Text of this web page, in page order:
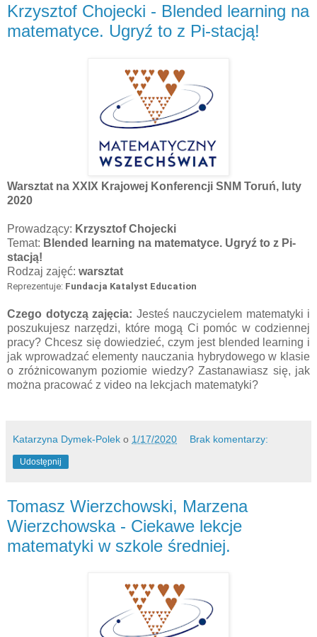
Krzysztof Chojecki - Blended learning na
matematyce. Ugryź to z Pi-stacją!
Warsztat na XXIX Krajowej Konferencji SNM Toruń, luty
2020
Prowadzący: Krzysztof Chojecki
Temat: Blended learning na matematyce. Ugryź to z Pi-
stacją!
Rodzaj zajęć: warsztat
Reprezentuje: Fundacja Katalyst Education
Czego dotyczą zajęcia: Jesteś nauczycielem matematyki i
poszukujesz narzędzi, które mogą Ci pomóc w codziennej
pracy? Chcesz się dowiedzieć, czym jest blended learning i
jak wprowadzać elementy nauczania hybrydowego w klasie
o zróżnicowanym poziomie wiedzy? Zastanawiasz się, jak
można pracować z video na lekcjach matematyki?
Katarzyna Dymek-Polek o 1/17/2020 Brak komentarzy:
Udostępnij
Tomasz Wierzchowski, Marzena
Wierzchowska - Ciekawe lekcje
matematyki w szkole średniej.